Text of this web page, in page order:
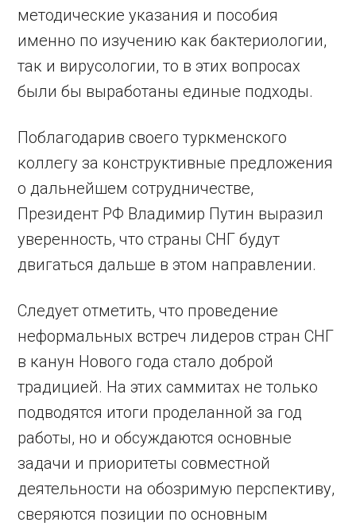
методические указания и пособия
именно по изу­чению как бактериологии,
так и вирусологии, то в этих вопросах
были бы выработаны единые подходы.
Поблагодарив своего туркмен­ского
коллегу за конструктивные предложения
о дальнейшем сотрудничестве,
Президент РФ Владимир Путин выразил
уверенность, что страны СНГ будут
двигаться дальше в этом направлении.
Следует отметить, что проведение
неформальных встреч лидеров стран СНГ
в канун Нового года стало доброй
традицией. На этих саммитах не только
подводятся итоги проделанной за год
работы, но и обсуждаются основные
задачи и приоритеты совместной
деятельности на обозримую перспективу,
сверяются позиции по основным